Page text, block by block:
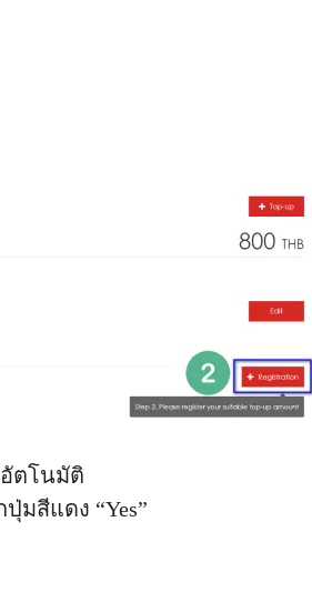
ตโนมัติ
มสีแดง “Yes”